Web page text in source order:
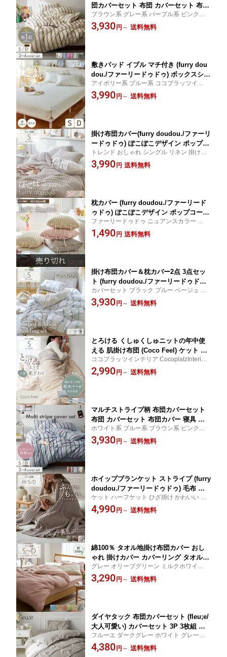
団カバーセット 布団 カバーセット 布団
カバー 寝具 ストライプ カバーリング
おしゃれ かわいい シングル ダブル ベ
ブラウン系 グレー系 パープル系 ピンク系
ニュアンスカラー 寝具 寝装 布団 カバー セ
ット 人気 おすすめ こだわり ココプラッツ
3,930 円 ～ 送料無料
敷きパッド イブル マチ付き (furry dou
dou./ファーリードゥドゥ) ボックスシー
ツ一体型 敷きパット キルトパッド シン
グル ダブル キルティング かわいい お
アイボリー系 ブルー系 ココプラッツインテ
リア CocoplatzInterior cocopla cocoplatz
3,990 円 ～ 送料無料
掛け布団カバー(furry doudou./ファーリ
ードゥドゥ) ぽこぽこデザイン ポップコ
ーン生地 くしゅくしゅ 夏 冷感 おしゃ
れ かわいい お洒落 洗える 夏用 韓国イ
トレンド おしゃれ シングル リネン 掛け布
団 カバー 150×210 洗い替え 洗える 可愛い
ホワイト グレー系 ピンク系 ココプラッツ
3,990 円 送料無料
枕カバー (furry doudou./ファーリード
ゥドゥ) ぽこぽこデザイン ポップコーン
生地 くしゅくしゅ 夏 おしゃれ かわい
い 洗える 夏用 韓国インテリア オール
ファーリードゥドゥ ニュアンスカラー 韓国
可愛い 洗い替え 43×63cm ピロー ピローケ
ース 枕 カバー ココプラッツインテリア Co
1,490 円 送料無料
掛け布団カバー＆枕カバー2点 3点セッ
ト (furry doudou./ファーリードゥドゥ)
ストライプリボン柄 掛けカバー 枕カバ
ー カバーセット かわいい 大人かわいい
カバーセット ブラック ブルー ベージュ シ
ングル セット りぼん柄 ストライプ おすす
め 人気 こだわり 新生活 ココプラッツイン
3,930 円 ～ 送料無料
とろける くしゅくしゅニットの年中使
える 肌掛け布団 (Coco Feel) ケット 洗
える レーヨン マシュマロ 140cm 190c
m シングル 年中 とろとろ くしゅくしゅ
ココプラッツインテリア CocoplatzInterior
cocopla cocoplatz Coco Feel ココフィール
とろける とろとろ くしゅくしゅ ケット 肌
2,990 円 ～ 送料無料
マルチストライプ柄 布団カバーセット
布団 カバーセット 布団カバー 寝具 ス
トライプ カバーリング おしゃれ かわい
い シングル ダブル ベッドリネン 新生
ホワイト系 ブルー系 ブラウン系 ピンク系
ニュアンスカラー 寝具 寝装 布団 カバー セ
ット 人気 おすすめ こだわり ココプラッツ
3,930 円 ～ 送料無料
ホイップブランケット ストライプ (furry
doudou./ファーリードゥドゥ) 毛布 あ
ったか あたたかい ふわとろ もこもこ
ふわふわ 秋 冬 かわいい ハーフ 140×10
ケット ハーフケット ひざ掛け かわいい 可
愛い おしゃれ あったか 洗える 洗濯可 寒さ
対策 韓国 ココプラッツインテリア Cocopla
4,990 円 ～ 送料無料
綿100％ タオル地掛け布団カバー おし
ゃれ 掛けカバー カバーリング タオル地
布団カバー カバー パイル地 ベッドカバ
ー ベッドリネン 多色 寝具 年中使える
グレー オリーブグリーン ミルクホワイト
サンドベージュ ブルー モーヴピンク 150×2
10 190×210 ココプラッツインテリア Coco
3,290 円 ～ 送料無料
ダイヤタック 布団カバーセット (fleu;e/
大人可愛い) カバーセット 3P 3枚組 掛
け布団 カバー マットレス 敷布団 シー
ツ まくらカバー おしゃれ 大人可愛い
フルーエ ダークグレー ホワイト グレー系
ブルー系 グレイッシュ系 ピンク系 3点ココ
プラッツインテリア CocoplatzInterior coco
4,380 円 ～ 送料無料